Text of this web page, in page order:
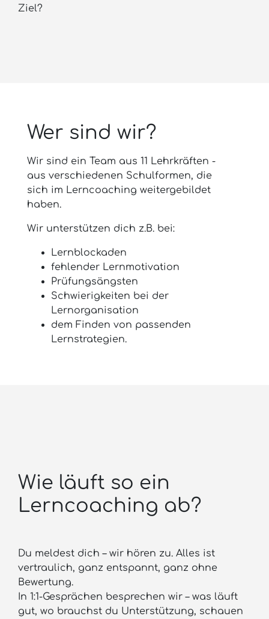
Ziel?
Wer sind wir?
Wir sind ein Team aus 11 Lehrkräften -
aus verschiedenen Schulformen, die
sich im Lerncoaching weitergebildet
haben.
Wir unterstützen dich z.B. bei:
Lernblockaden
fehlender Lernmotivation
Prüfungsängsten
Schwierigkeiten bei der
Lernorganisation
dem Finden von passenden
Lernstrategien.
Wie läuft so ein
Lerncoaching ab?
Du meldest dich – wir hören zu. Alles ist
vertraulich, ganz entspannt, ganz ohne
Bewertung.
In 1:1-Gesprächen besprechen wir – was läuft
gut, wo brauchst du Unterstützung, schauen